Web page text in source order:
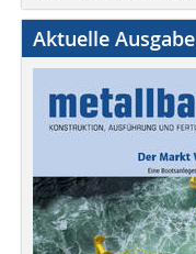
Aktuelle Ausgabe